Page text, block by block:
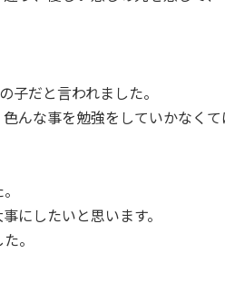
子だと言われました。
んな事を勉強をしていかなくて
にしたいと思います。
。